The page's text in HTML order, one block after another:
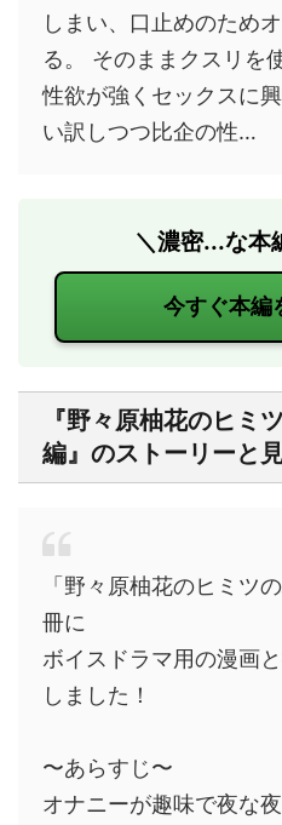
しまい、口止めのため
る。 そのままクスリを
性欲が強くセックスに
い訳しつつ比企の性…
＼濃密...な本
今すぐ本編
『野々原柚花のヒミ
編』のストーリーと
「野々原柚花のヒミツ
冊に
ボイスドラマ用の漫画
しました！
〜あらすじ〜
オナニーが趣味で夜な